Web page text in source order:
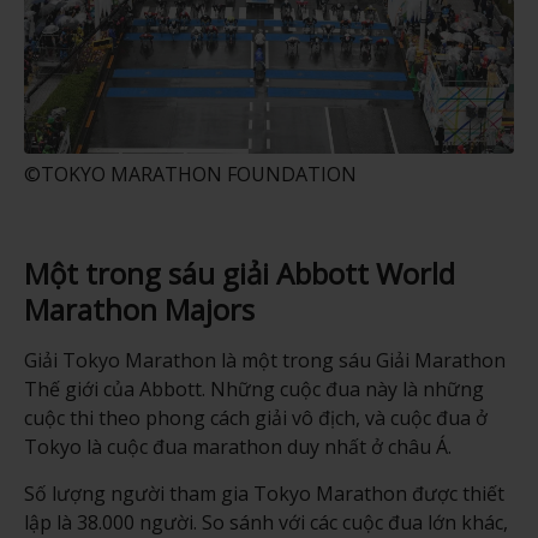
©TOKYO MARATHON FOUNDATION
Một trong sáu giải Abbott World
Marathon Majors
Giải Tokyo Marathon là một trong sáu Giải Marathon
Thế giới của Abbott. Những cuộc đua này là những
cuộc thi theo phong cách giải vô địch, và cuộc đua ở
Tokyo là cuộc đua marathon duy nhất ở châu Á.
Số lượng người tham gia Tokyo Marathon được thiết
lập là 38.000 người. So sánh với các cuộc đua lớn khác,